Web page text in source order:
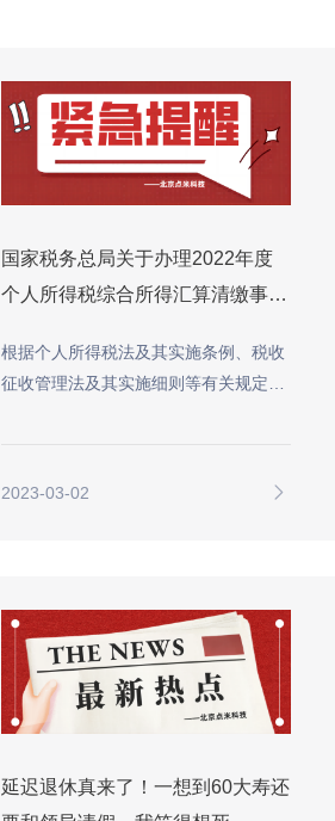
国家税务总局关于办理2022年度
个人所得税综合所得汇算清缴事项
根据个人所得税法及其实施条例、税收
征收管理法及其实施细则等有关规定，
2023-03-02
延迟退休真来了！一想到60大寿还